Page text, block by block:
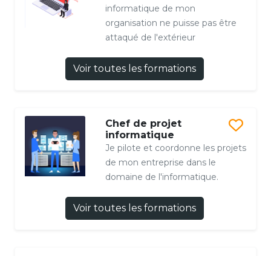
informatique de mon
organisation ne puisse pas être
attaqué de l'extérieur
Voir toutes les formations
Chef de projet
informatique
Je pilote et coordonne les projets
de mon entreprise dans le
domaine de l'informatique.
Voir toutes les formations